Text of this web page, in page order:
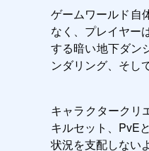
ゲームワールド自
なく、プレイヤー
する暗い地下ダン
ンダリング、そし
キャラクタークリ
キルセット、PvE
状況を支配しない